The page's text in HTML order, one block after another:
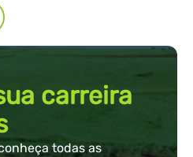
carreira
todas as